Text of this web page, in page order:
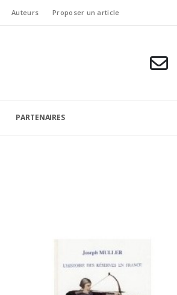
Auteurs Proposer un article
PARTENAIRES